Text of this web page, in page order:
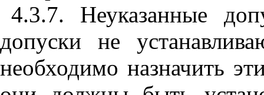
4.3.7. Неуказанные
допуски не устанав
необходимо назначить